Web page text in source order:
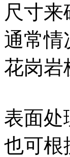
尺寸
通常情
花岗岩
表面处
也可根